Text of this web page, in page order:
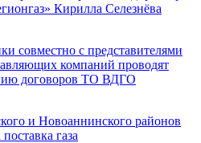
Кирилла Селезнёва
совместно с представителями
компаний проводят
договоров ТО ВДГО
и Новоаннинского районов
газа